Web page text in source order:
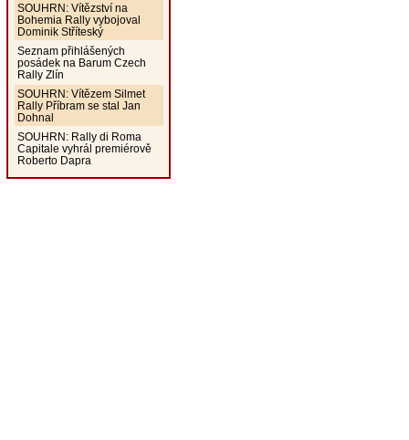
SOUHRN: Vítězství na
Bohemia Rally vybojoval
Dominik Stříteský
Seznam přihlášených
posádek na Barum Czech
Rally Zlín
SOUHRN: Vítězem Silmet
Rally Příbram se stal Jan
Dohnal
SOUHRN: Rally di Roma
Capitale vyhrál premiérově
Roberto Dapra